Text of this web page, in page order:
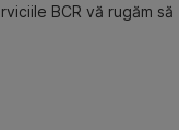
BCR vă rugăm să